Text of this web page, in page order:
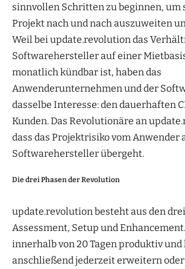
sinnvollen Schritten zu beginnen, um
Projekt nach und nach auszuweiten
Weil bei update.revolution das
Softwarehersteller auf einer
monatlich kündbar ist, haben das
Anwenderunternehmen und der
dasselbe Interesse: den dauerhaften
Kunden. Das Revolutionäre an
dass das Projektrisiko vom Anwender
Softwarehersteller übergeht.
Die drei Phasen der Revolution
update.revolution besteht aus den
Assessment, Setup und
innerhalb von 20 Tagen produktiv und
anschließend jederzeit erweitern